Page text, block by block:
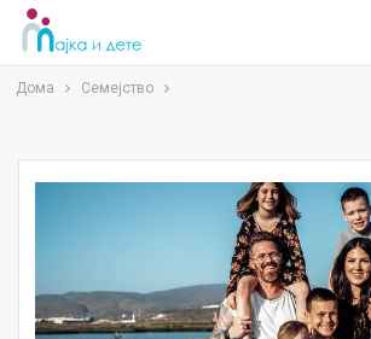
Дома Семејство